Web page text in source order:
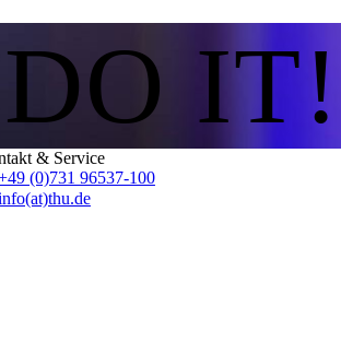
IT!
& Service
(0)731 96537-100